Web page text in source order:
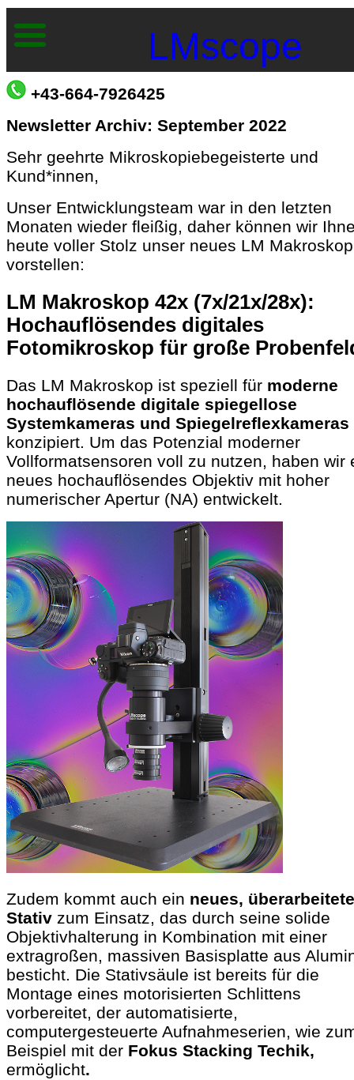
LMscope
+43-664-7926425
Newsletter Archiv: September 2022
Sehr geehrte Mikroskopiebegeisterte und
Kund*innen,
Unser Entwicklungsteam war in den letzten
Monaten wieder fleißig, daher können wir
heute voller Stolz unser neues LM Makroskop
vorstellen:
LM Makroskop 42x (7x/21x/28x):
Hochauflösendes digitales
Fotomikroskop für große
Das LM Makroskop ist speziell für moderne
hochauflösende digitale spiegellose
Systemkameras und Spiegelreflexkameras
konzipiert. Um das Potenzial moderner
Vollformatsensoren voll zu nutzen, haben wir
neues hochauflösendes Objektiv mit hoher
numerischer Apertur (NA) entwickelt.
Zudem kommt auch ein neues,
Stativ zum Einsatz, das durch seine solide
Objektivhalterung in Kombination mit einer
extragroßen, massiven Basisplatte aus
besticht. Die Stativsäule ist bereits für die
Montage eines motorisierten Schlittens
vorbereitet, der automatisierte,
computergesteuerte Aufnahmeserien, wie
Beispiel mit der Fokus Stacking Techik,
ermöglicht.